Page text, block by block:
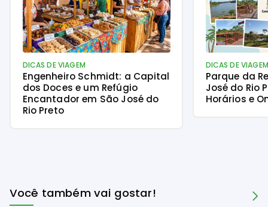
DICAS DE VIAGEM
Engenheiro Schmidt: a Capital
dos Doces e um Refúgio
Encantador em São José do
Rio Preto
DICAS DE VIAGEM
Parque da
José do Rio
Horários e
Você também vai gostar!